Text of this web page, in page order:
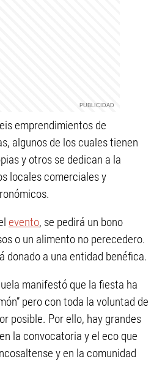
emprendimientos de
algunos de los cuales tienen
y otros se dedican a la
locales comerciales y
evento, se pedirá un bono
o un alimento no perecedero.
donado a una entidad benéfica.
manifestó que la fiesta ha
pero con toda la voluntad de
posible. Por ello, hay grandes
la convocatoria y el eco que
y en la comunidad